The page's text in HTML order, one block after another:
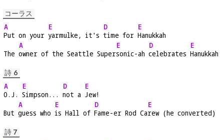
コーラス
A
Put on your
E
yarmulke, it's
D
time for
E
Hanukkah
The
A
owner of the Seattle Super
E
sonic-ah
D
celebrates
E
Hanukkah
詩 6
A
O.J.
E
Simpson...
D
not a
E
Jew!
But
A
guess who
E
is Hall of
D
Fame-er Rod Ca
E
rew (he converted)
詩 7